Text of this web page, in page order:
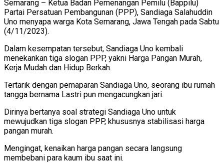
Semarang – Ketua Badan Pemenangan Pemilu (Bappilu)
Partai Persatuan Pembangunan (PPP), Sandiaga Salahuddin
Uno menyapa warga Kota Semarang, Jawa Tengah pada Sabtu
(4/11/2023).
Dalam kesempatan tersebut, Sandiaga Uno kembali
menekankan tiga slogan PPP, yakni Harga Pangan Murah,
Kerja Mudah dan Hidup Berkah.
Tertarik dengan pemaparan Sandiaga Uno, seorang ibu rumah
tangga bernama Lastri pun mengacungkan jari.
Dirinya bertanya soal strategi Sandiaga Uno untuk
mewujudkan tiga slogan PPP, khususnya stabilisasi harga
pangan murah.
Mengingat, kenaikan harga pangan secara langsung
membebani para kaum ibu saat ini.